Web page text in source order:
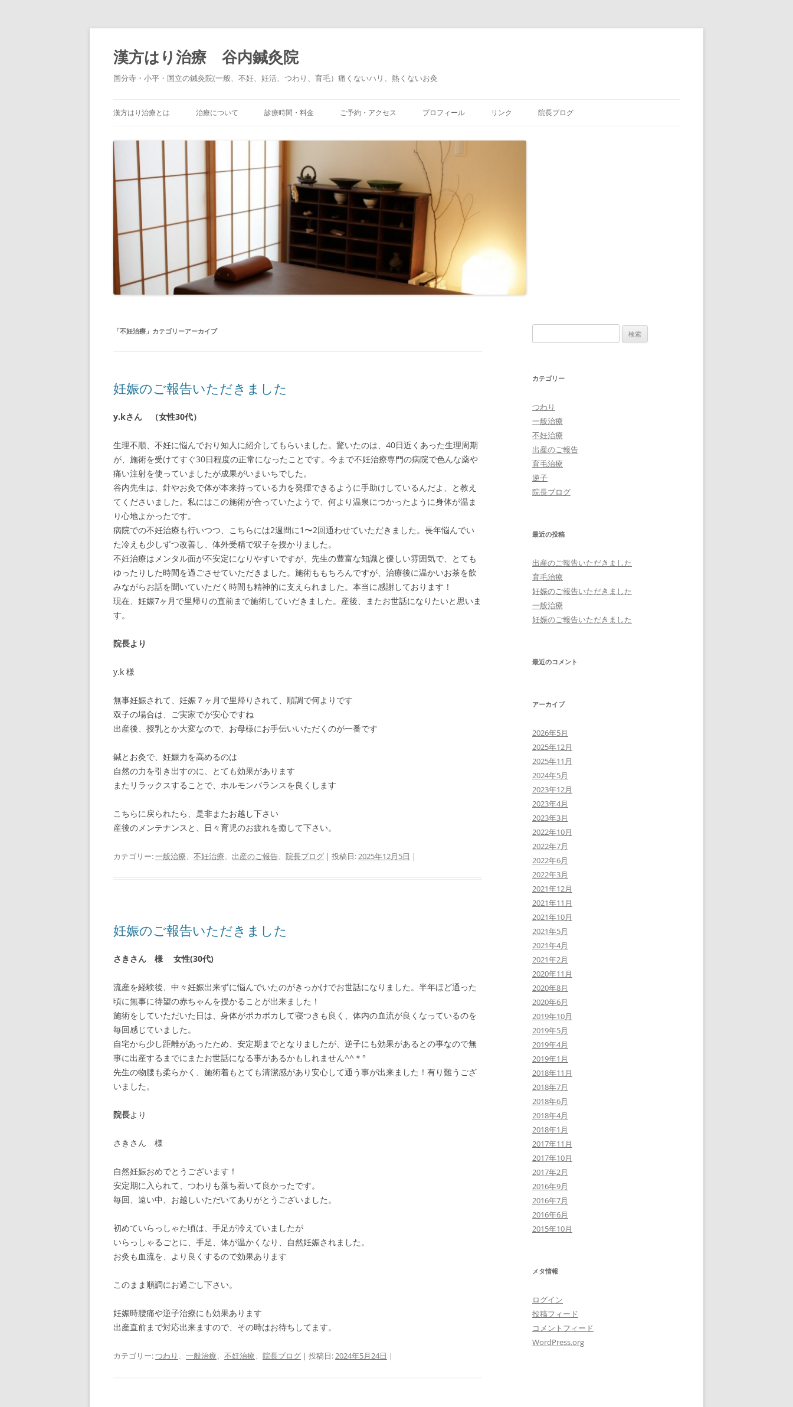
コ
テ
ン
ツ
へ
ス
漢方はり治療 谷内鍼灸院
国分寺・小平・国立の鍼灸院(一般、不妊、妊活、つわり、育毛）痛くないハリ、熱くないお灸
漢方はり治療とは 治療について 診療時間・料金 ご予約・アクセス プロフィール リンク 院長ブログ
「不妊治療 」カテゴリーアーカイブ
妊娠のご報告いただきました
y.kさん （女性30代）
生理不順、不妊に悩んでおり知人に紹介してもらいました。驚いたのは、40日近くあった生理周期
が、施術を受けてすぐ30日程度の正常になったことです。今まで不妊治療専門の病院で色んな薬や
痛い注射を使っていましたが成果がいまいちでした。
谷内先生は、針やお灸で体が本来持っている力を発揮できるように手助けしているんだよ、と教え
てくださいました。私にはこの施術が合っていたようで、何より温泉につかったように身体が温ま
り心地よかったです。
病院での不妊治療も行いつつ、こちらには2週間に1〜2回通わせていただきました。長年悩んでい
た冷えも少しずつ改善し、体外受精で双子を授かりました。
不妊治療はメンタル面が不安定になりやすいですが、先生の豊富な知識と優しい雰囲気で、とても
ゆったりした時間を過ごさせていただきました。施術ももちろんですが、治療後に温かいお茶を飲
みながらお話を聞いていただく時間も精神的に支えられました。本当に感謝しております！
現在、妊娠7ヶ月で里帰りの直前まで施術していだきました。産後、またお世話になりたいと思いま
す。
院長より
y.k 様
無事妊娠されて、妊娠７ヶ月で里帰りされて、順調で何よりです
双子の場合は、ご実家でが安心ですね
出産後、授乳とか大変なので、お母様にお手伝いいただくのが一番です
鍼とお灸で、妊娠力を高めるのは
自然の力を引き出すのに、とても効果があります
またリラックスすることで、ホルモンバランスを良くします
こちらに戻られたら、是非またお越し下さい
産後のメンテナンスと、日々育児のお疲れを癒して下さい。
カテゴリー:一般治療、 不妊治療、 出産のご報告、 院長ブログ | 投稿日:2025年12月5日 |
妊娠のご報告いただきました
さきさん 様 女性(30代)
流産を経験後、中々妊娠出来ずに悩んでいたのがきっかけでお世話になりました。半年ほど通った
頃に無事に待望の赤ちゃんを授かることが出来ました！
施術をしていただいた日は、身体がポカポカして寝つきも良く、体内の血流が良くなっているのを
毎回感じていました。
自宅から少し距離があったため、安定期までとなりましたが、逆子にも効果があるとの事なので無
事に出産するまでにまたお世話になる事があるかもしれません^^＊°
先生の物腰も柔らかく、施術着もとても清潔感があり安心して通う事が出来ました！有り難うござ
いました。
院長より
さきさん 様
自然妊娠おめでとうございます！
安定期に入られて、つわりも落ち着いて良かったです。
毎回、遠い中、お越しいただいてありがとうございました。
初めていらっしゃた頃は、手足が冷えていましたが
いらっしゃるごとに、手足、体が温かくなり、自然妊娠されました。
お灸も血流を、より良くするので効果あります
このまま順調にお過ごし下さい。
妊娠時腰痛や逆子治療にも効果あります
出産直前まで対応出来ますので、その時はお待ちしてます。
カテゴリー:つわり 、 一般治療、 不妊治療、 院長ブログ | 投稿日:2024年5月24日 |
索:
カテゴリー
つわり
一般治療
不妊治療
出産のご報告
育毛治療
逆子
院長ブログ
最近の投稿
出産のご報告いただきました
育毛治療
妊娠のご報告いただきました
一般治療
妊娠のご報告いただきました
最近のコメント
アーカイブ
2026年5月
2025年12月
2025年11月
2024年5月
2023年12月
2023年4月
2023年3月
2022年10月
2022年7月
2022年6月
2022年3月
2021年12月
2021年11月
2021年10月
2021年5月
2021年4月
2021年2月
2020年11月
2020年8月
2020年6月
2019年10月
2019年5月
2019年4月
2019年1月
2018年11月
2018年7月
2018年6月
2018年4月
2018年1月
2017年11月
2017年10月
2017年2月
2016年9月
2016年7月
2016年6月
2015年10月
メタ情報
ログイン
投稿フィード
コメントフィード
WordPress.org